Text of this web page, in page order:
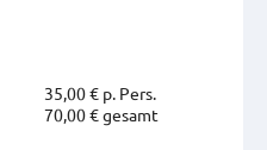
35,00 € p. Pers.
70,00 € gesamt